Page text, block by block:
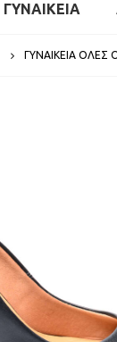
ΓΥΝΑΙΚΕΙΑ
ΓΥΝΑΙΚΕΊΑ ΌΛΕΣ